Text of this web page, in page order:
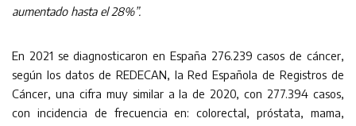
aumentado hasta el 28%”.
En 2021 se diagnosticaron en España 276.239 casos de cáncer,
según los datos de REDECAN, la Red Española de Registros de
Cáncer, una cifra muy similar a la de 2020, con 277.394 casos,
con incidencia de frecuencia en: colorectal, próstata, mama,